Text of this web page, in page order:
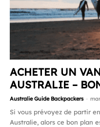
ACHETER UN
AUSTRALIE –
Australie Guide Backpackers -
Si vous prévoyez de partir
Australie, alors ce bon plan